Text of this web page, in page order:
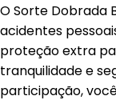
O Sorte Dobrada
acidentes
proteção extra
tranquilidade e
participação,